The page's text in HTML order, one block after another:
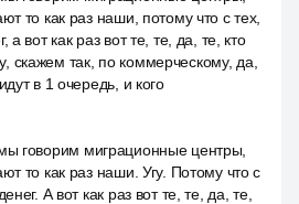
то как раз наши, потому что с тех,
а вот как раз вот те, те, да, те, кто
скажем так, по коммерческому, да,
в 1 очередь, и кого
говорим миграционные центры,
то как раз наши. Угу. Потому что с
А вот как раз вот те, те, да, те,